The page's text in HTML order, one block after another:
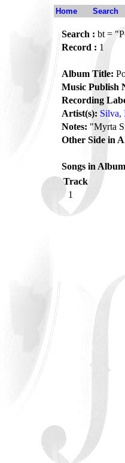
Home Search
Search : bt =
Record : 1
Album Title:
Music Publish
Recording
Artist(s): Silva,
Notes: "Myrta
Other Side in
Songs in
Track
1